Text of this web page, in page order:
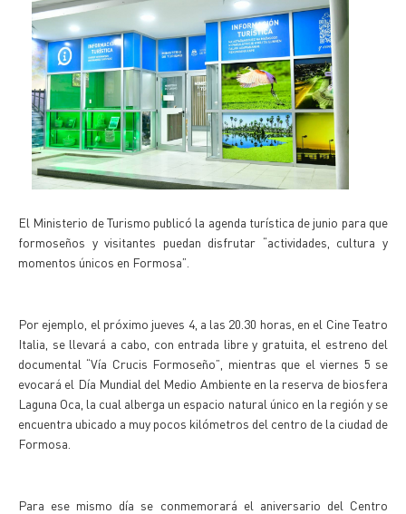
El Ministerio de Turismo publicó la agenda turística de junio para que
formoseños y visitantes puedan disfrutar “actividades, cultura y
momentos únicos en Formosa”.
Por ejemplo, el próximo jueves 4, a las 20.30 horas, en el Cine Teatro
Italia, se llevará a cabo, con entrada libre y gratuita, el estreno del
documental “Vía Crucis Formoseño”, mientras que el viernes 5 se
evocará el Día Mundial del Medio Ambiente en la reserva de biosfera
Laguna Oca, la cual alberga un espacio natural único en la región y se
encuentra ubicado a muy pocos kilómetros del centro de la ciudad de
Formosa.
Para ese mismo día se conmemorará el aniversario del Centro